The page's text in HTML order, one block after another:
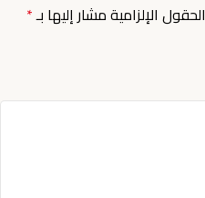
الحقول الإلزامية مشار إليها بـ*